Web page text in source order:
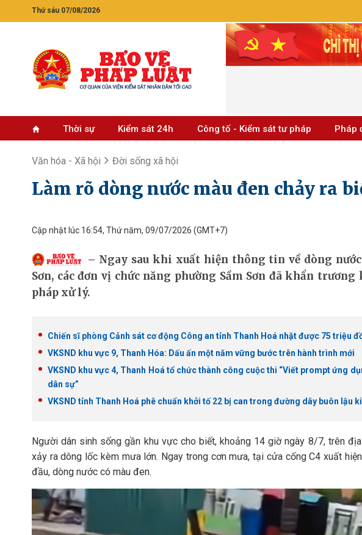
Thứ sáu 07/08/2026
Thời sự Kiểm sát 24h Công tố - Kiểm sát tư pháp Pháp
Văn hóa - Xã hội Đời sống xã hội
Làm rõ dòng nước màu đen chảy ra
Cập nhật lúc 16:54, Thứ năm, 09/07/2026 (GMT+7)
Ngay sau khi xuất hiện thông tin về dòng
Sơn, các đơn vị chức năng phường Sầm Sơn đã khẩn
pháp xử lý.
Chiến sĩ phòng Cảnh sát cơ động Công an tỉnh Thanh Hoá nhặt được 75 triệu
VKSND khu vực 9, Thanh Hóa: Dấu ấn một năm vững bước trên hành trình mới
VKSND khu vực 4, Thanh Hoá tổ chức thành công cuộc thi “Viết prompt ứng
dân sự”
VKSND tỉnh Thanh Hoá phê chuẩn khởi tố 22 bị can trong đường dây buôn lậu
Người dân sinh sống gần khu vực cho biết, khoảng 14 giờ ngày 8/7, trên
xảy ra dông lốc kèm mưa lớn. Ngay trong cơn mưa, tại cửa cống C4 xuất
đầu, dòng nước có màu đen.